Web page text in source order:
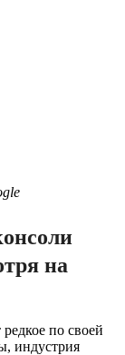
на
по своей
индустрия